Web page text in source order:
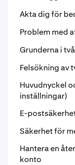
Akta dig för
Problem med
Grunderna i
Felsökning av
Huvudnyckel
inställningar)
E-
Säkerhet för
Hantera en
konto